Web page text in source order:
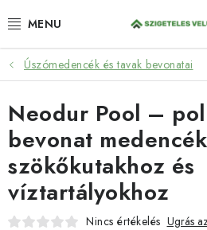
tartalomhoz
HIDROIZOLÁCIÓ
FESTÉKEK ÉS BEHATOLÁSOK
PADLÓK
ANTI-GRAFFITI
Úszómedencék és tavak bevonatai
Neodur Pool –
bevonat
szökőkutakhoz és
víztartályokhoz
Nincs értékelés Ugrás